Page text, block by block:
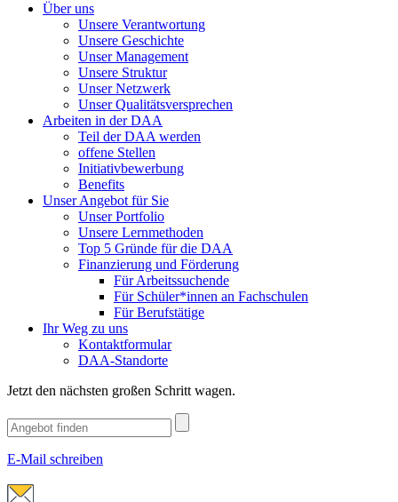
Über uns
Unsere Verantwortung
Unsere Geschichte
Unser Management
Unsere Struktur
Unser Netzwerk
Unser Qualitätsversprechen
Arbeiten in der DAA
Teil der DAA werden
offene Stellen
Initiativbewerbung
Benefits
Unser Angebot für Sie
Unser Portfolio
Unsere Lernmethoden
Top 5 Gründe für die DAA
Finanzierung und Förderung
Für Arbeitssuchende
Für Schüler*innen an Fachschulen
Für Berufstätige
Ihr Weg zu uns
Kontaktformular
DAA-Standorte
Jetzt den nächsten großen Schritt wagen.
E-Mail schreiben